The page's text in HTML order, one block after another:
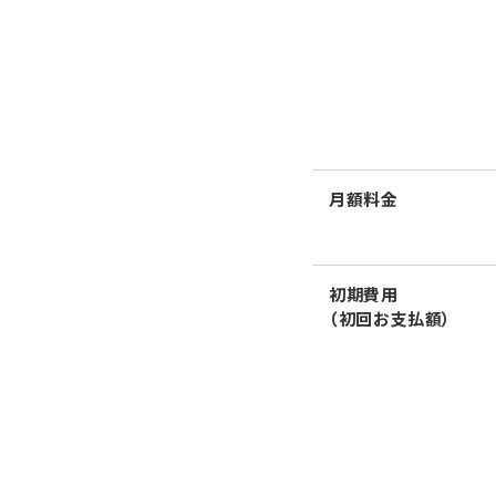
月額料金
初期費用
（初回お支払額）